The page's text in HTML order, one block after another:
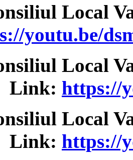
Local
youtu.be/
Local
Link: https://
Local
Link: https://